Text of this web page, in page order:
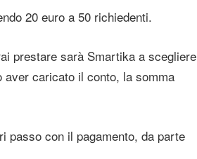
20 euro a 50 richiedenti.
prestare sarà Smartika a scegliere
aver caricato il conto, la somma
passo con il pagamento, da parte